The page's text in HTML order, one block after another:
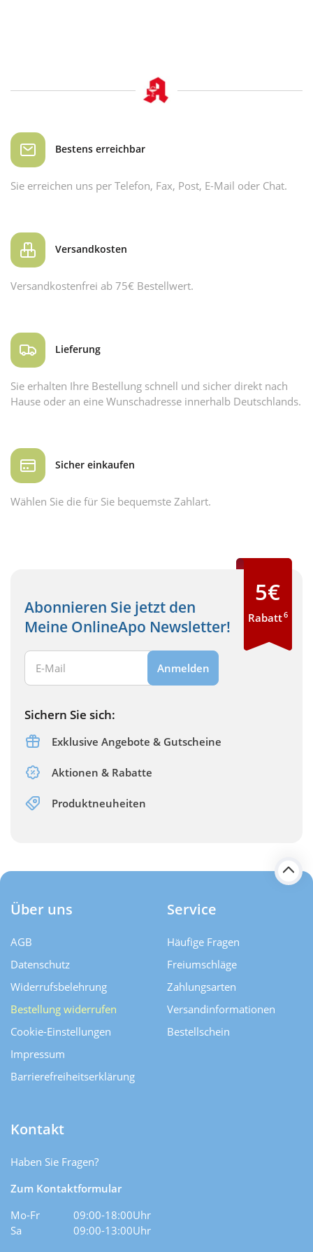
Bestens erreichbar
Sie erreichen uns per Telefon, Fax, Post, E-Mail oder Chat.
Versandkosten
Versandkostenfrei ab 75€ Bestellwert.
Lieferung
Sie erhalten Ihre Bestellung schnell und sicher direkt nach
Hause oder an eine Wunschadresse innerhalb Deutschlands.
Sicher einkaufen
Wählen Sie die für Sie bequemste Zahlart.
Abonnieren Sie jetzt den
Meine OnlineApo Newsletter!
Ihre E-Mail Adresse:
Anmelden
Sichern Sie sich:
Exklusive Angebote & Gutscheine
Aktionen & Rabatte
Produktneuheiten
5€
Rabatt6
Über uns
AGB
Datenschutz
Widerrufsbelehrung
Bestellung widerrufen
Cookie-Einstellungen
Impressum
Barrierefreiheitserklärung
Service
Häufige Fragen
Freiumschläge
Zahlungsarten
Versand­informationen
Bestellschein
Kontakt
Haben Sie Fragen?
Zum Kontaktformular
Mo-Fr
09:00-18:00Uhr
Sa
09:00-13:00Uhr